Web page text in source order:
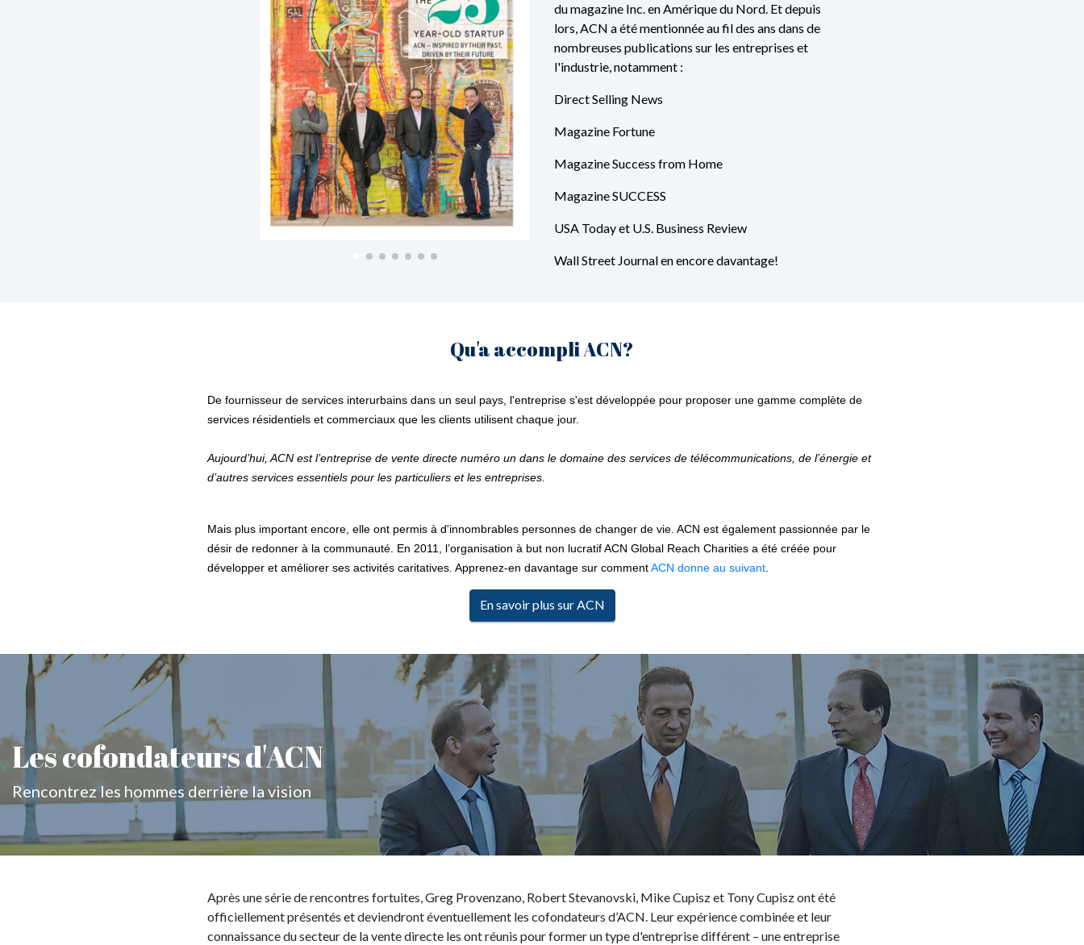
du magazine Inc. en Amérique du Nord. Et depuis
lors, ACN a été mentionnée au fil des ans dans de
nombreuses publications sur les entreprises et
l'industrie, notamment :
Direct Selling News
Magazine Fortune
Magazine Success from Home
Magazine SUCCESS
USA Today et U.S. Business Review
Wall Street Journal en encore davantage!
Qu'a accompli ACN?
De fournisseur de services interurbains dans un seul pays, l'entreprise s'est développée pour proposer une gamme complète de
services résidentiels et commerciaux que les clients utilisent chaque jour.
Aujourd’hui, ACN est l’entreprise de vente directe numéro un dans le domaine des services de télécommunications, de l’énergie et
d’autres services essentiels pour les particuliers et les entreprises.
Mais plus important encore, elle ont permis à d'innombrables personnes de changer de vie. ACN est également passionnée par le
désir de redonner à la communauté. En 2011, l’organisation à but non lucratif ACN Global Reach Charities a été créée pour
développer et améliorer ses activités caritatives. Apprenez-en davantage sur commentACN donne au suivant
En savoir plus sur ACN
Les cofondateurs d'ACN
Rencontrez les hommes derrière la vision
Après une série de rencontres fortuites, Greg Provenzano, Robert Stevanovski, Mike Cupisz et Tony Cupisz ont été
officiellement présentés et deviendront éventuellement les cofondateurs d’ACN. Leur expérience combinée et leur
connaissance du secteur de la vente directe les ont réunis pour former un type d'entreprise différent – une entreprise